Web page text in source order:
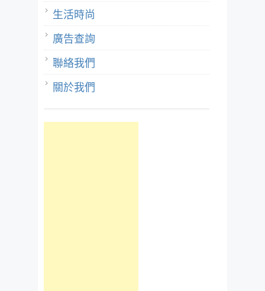
生活時尚
廣告查詢
聯絡我們
關於我們